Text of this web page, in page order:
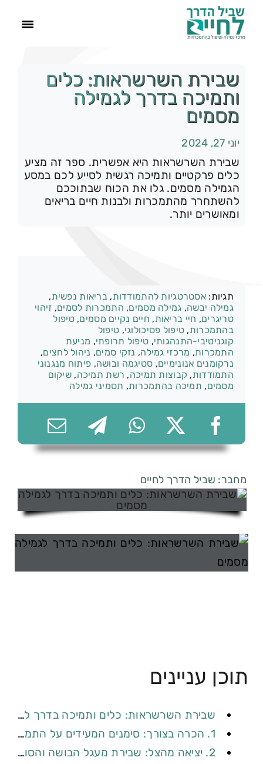
הסיפור שלנו
התמכרויות
תהליך הגמילה
עוד
074-7361656
שבירת השרשראות: כלים
ותמיכה בדרך לגמילה
מסמים
יוני 27, 2024
שבירת השרשראות היא אפשרית. ספר זה מציע
כלים פרקטיים ותמיכה רגשית לסייע לכם במסע
הגמילה מסמים. גלו את הכוח שבתוככם
להשתחרר מהתמכרות ולבנות חיים בריאים
ומאושרים יותר.
תגיות: אסטרטגיות להתמודדות, בריאות נפשית,
גמילה יבשה, גמילה מסמים, התמכרות לסמים, זיהוי
טריגרים, חיי בריאות, חיים נקיים מסמים,טיפול
בהתמכרות, טיפול פסיכולוגי, טיפול
קוגניטיבי-התנהגותי, טיפול תרופתי, מניעת
התמכרות, מרכזי גמילה, נזקי סמים, ניהול לחצים,
נרקומנים אנונימיים, סטיגמה ובושה, פיתוח מנגנוני
התמודדות, קבוצות תמיכה, רשת תמיכה, שיקום
מסמים, תמיכה בהתמכרות, תסמיני גמילה
מחבר: שביל הדרך לחיים
תוכן עניינים
שבירת השרשראות: כלים ותמיכה בדרך לגמילה מסמים
1. הכרה בצורך: סימנים המעידים על התמכרות לסמים
2. יציאה מהצל: שבירת מעגל הבושה והסוד סביב ההתמכרות